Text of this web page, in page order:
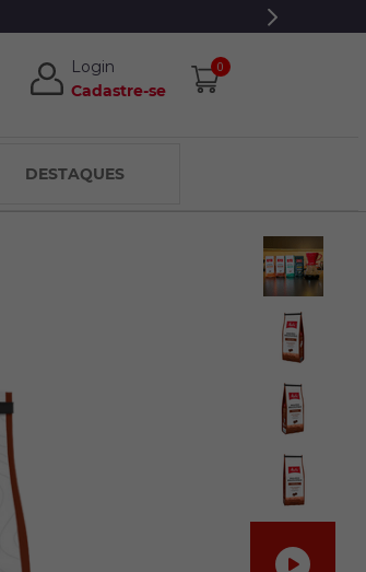
Login
Cadastre-se
0
DESTAQUES